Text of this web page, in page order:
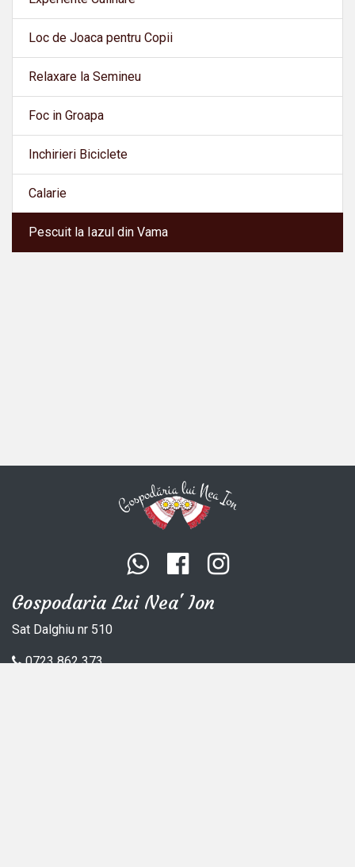
Loc de Joaca pentru Copii
Relaxare la Semineu
Foc in Groapa
Inchirieri Biciclete
Calarie
Pescuit la Iazul din Vama
Gospodaria Lui Nea' Ion
Sat Dalghiu nr 510
0723 862 373